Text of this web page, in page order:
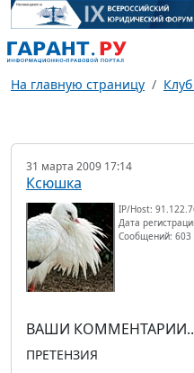
На главную страницу
31 марта 2009 17:14
Ксюшка
IP/Host:
Дата
Сообщений: 603
ВАШИ
ПРЕТЕНЗИЯ